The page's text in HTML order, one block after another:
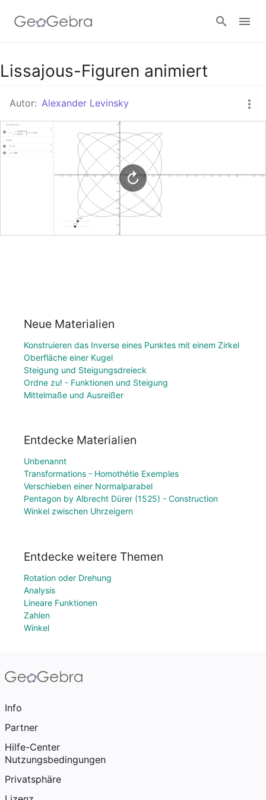
Google Classroom
GeoGebra Classroom
Anmelden
Lissajous-Figuren animiert
Autor: Alexander Levinsky
Neue Materialien
Konstruieren das Inverse eines Punktes mit einem Zirkel
Oberfläche einer Kugel
Steigung und Steigungsdreieck
Ordne zu! - Funktionen und Steigung
Mittelmaße und Ausreißer
Entdecke Materialien
Unbenannt
Transformations - Homothétie Exemples
Verschieben einer Normalparabel
Pentagon by Albrecht Dürer (1525) - Construction
Winkel zwischen Uhrzeigern
Entdecke weitere Themen
Rotation oder Drehung
Analysis
Lineare Funktionen
Zahlen
Winkel
Info
Partner
Hilfe-Center
Nutzungsbedingungen
Privatsphäre